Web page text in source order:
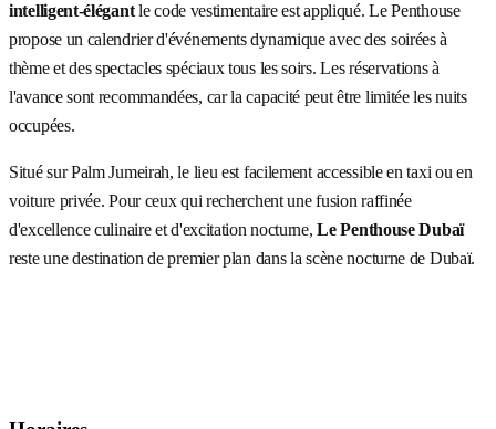
intelligent-élégantle code vestimentaire est appliqué. Le Penthouse
propose un calendrier d'événements dynamique avec des soirées à
thème et des spectacles spéciaux tous les soirs. Les réservations à
l'avance sont recommandées, car la capacité peut être limitée les nuits
occupées.
Situé sur Palm Jumeirah, le lieu est facilement accessible en taxi ou en
voiture privée. Pour ceux qui recherchent une fusion raffinée
d'excellence culinaire et d'excitation nocturne,Le Penthouse Dubaï
reste une destination de premier plan dans la scène nocturne de Dubaï.